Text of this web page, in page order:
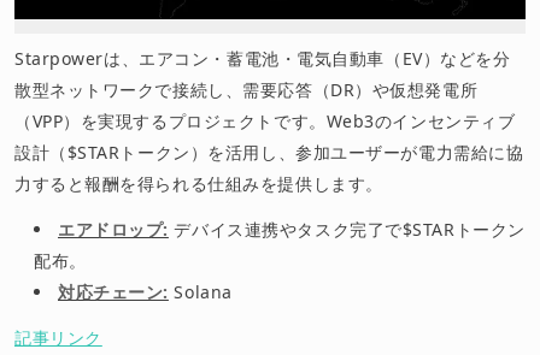
Starpowerは、エアコン・蓄電池・電気自動車（EV）などを分
散型ネットワークで接続し、需要応答（DR）や仮想発電所
（VPP）を実現するプロジェクトです。Web3のインセンティブ
設計（$STARトークン）を活用し、参加ユーザーが電力需給に協
力すると報酬を得られる仕組みを提供します。
エアドロップ: デバイス連携やタスク完了で$STARトークン
配布。
対応チェーン: Solana
記事リンク